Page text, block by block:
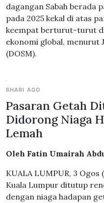
dagangan Sabah berada
pada 2025 kekal di atas
keempat berturut-turut
ekonomi global, menurut
(DOSM).
6HARI AGO
Pasaran Getah
Didorong Niaga
Lemah
Oleh Fatin Umairah
KUALA LUMPUR, 3
Kuala Lumpur ditutup
dengan niaga hadapan